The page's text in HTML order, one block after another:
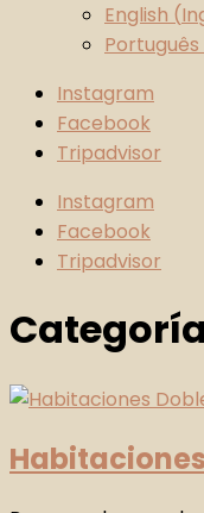
English (
Português
Instagram
Facebook
Tripadvisor
Instagram
Facebook
Tripadvisor